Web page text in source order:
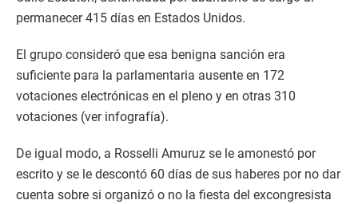
permanecer 415 días en Estados Unidos.
El grupo consideró que esa benigna sanción era
suficiente para la parlamentaria ausente en 172
votaciones electrónicas en el pleno y en otras 310
votaciones (ver infografía).
De igual modo, a Rosselli Amuruz se le amonestó por
escrito y se le descontó 60 días de sus haberes por no dar
cuenta sobre si organizó o no la fiesta del excongresista